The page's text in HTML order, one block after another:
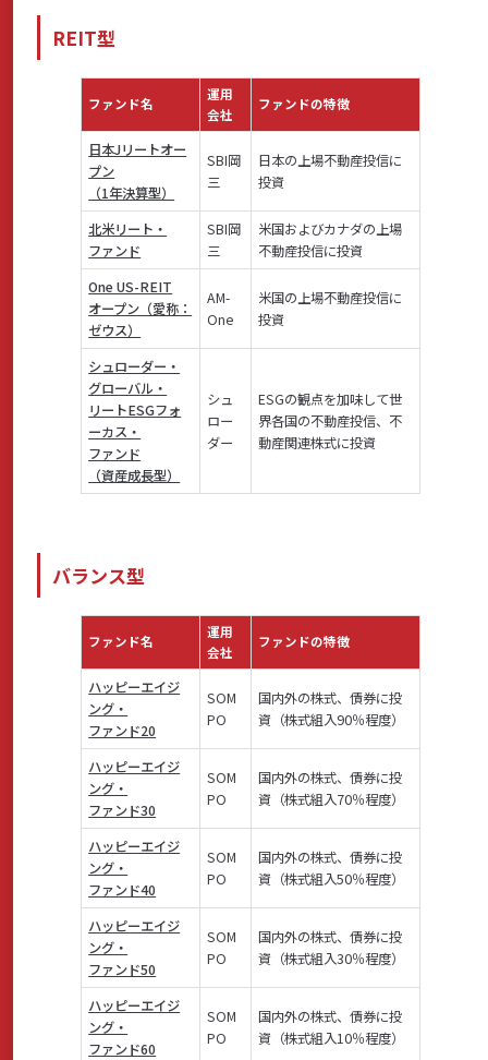
REIT型
ファンド名
運用
会社
ファンドの特徴
日本Jリートオー
プン
（1年決算型）
SBI岡
三
日本の上場不動産投信に
投資
北米リート・
ファンド
SBI岡
三
米国およびカナダの上場
不動産投信に投資
One US-REIT
オープン（愛称：
ゼウス）
AM-
One
米国の上場不動産投信に
投資
シュローダー・
グローバル・
リートESGフォ
ーカス・
ファンド
（資産成長型）
シュ
ロー
ダー
ESGの観点を加味して世
界各国の不動産投信、不
動産関連株式に投資
バランス型
ファンド名
運用
会社
ファンドの特徴
ハッピーエイジ
ング・
ファンド20
SOM
PO
国内外の株式、債券に投
資（株式組入90％程度）
ハッピーエイジ
ング・
ファンド30
SOM
PO
国内外の株式、債券に投
資（株式組入70％程度）
ハッピーエイジ
ング・
ファンド40
SOM
PO
国内外の株式、債券に投
資（株式組入50％程度）
ハッピーエイジ
ング・
ファンド50
SOM
PO
国内外の株式、債券に投
資（株式組入30％程度）
ハッピーエイジ
ング・
ファンド60
SOM
PO
国内外の株式、債券に投
資（株式組入10％程度）